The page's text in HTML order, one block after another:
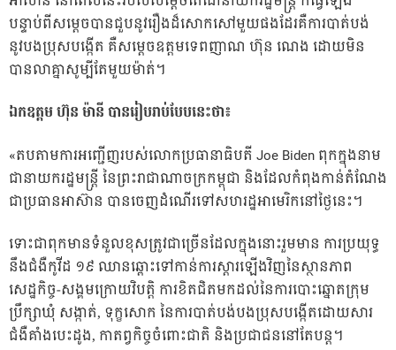
បន្ទាប់ពីសម្ដេចបានជួបនូវរឿងដ៏សោកសៅមួយផងដែរគឺការបាត់បង់
នូវបងប្រុសបង្កើត គឺសម្ដេចឧត្តមទេពញាណ ហ៊ុន ណេង ដោយមិន
បានលាគ្នាសូម្បីតែមួយម៉ាត់។
ឯកឧត្តម ហ៊ុន ម៉ានី បានរៀបរាប់បែបនេះថា៖
«តបតាមការអញ្ជើញរបស់លោកប្រធានាធិបតី Joe Biden ពុកក្នុងនាម
ជានាយករដ្ឋមន្រ្តី នៃព្រះរាជាណាចក្រកម្ពុជា និងដែលកំពុងកាន់តំណែង
ជាប្រធានអាស៊ាន បានចេញដំណើរទៅសហរដ្ឋអាមេរិកនៅថ្ងៃនេះ។
ទោះជាពុកមានទំនួលខុសត្រូវជាច្រើនដែលក្នុងនោះរួមមាន ការប្រយុទ្ធ
នឹងជំងឺកូវីដ ១៩ ឈានឆ្ពោះទៅកាន់ការស្តារឡើងវិញនៃស្ថានភាព
សេដ្ឋកិច្ច-សង្គមក្រោយវិបត្តិ ការខិតជិតមកដល់នៃការបោះឆ្នោតក្រុម
ប្រឹក្សាឃុំ សង្កាត់, ទុក្ខសោក នៃការបាត់បង់បងប្រុសបង្កើតដោយសារ
ជំងឺគាំងបេះដូង, កាតព្វកិច្ចចំពោះជាតិ និងប្រជាជននៅតែបន្ត។